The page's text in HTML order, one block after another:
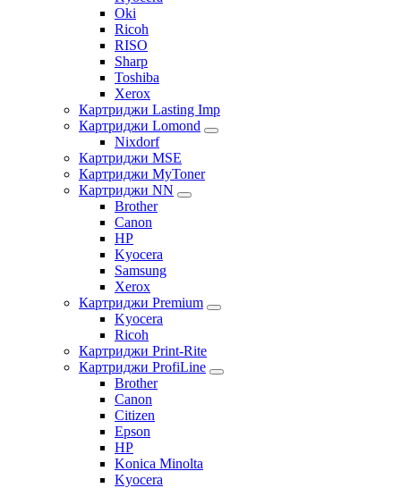
Oki
Ricoh
RISO
Sharp
Toshiba
Xerox
Картриджи Lasting Imp
Картриджи Lomond
Nixdorf
Картриджи MSE
Картриджи MyToner
Картриджи NN
Brother
Canon
HP
Kyocera
Samsung
Xerox
Картриджи Premium
Kyocera
Ricoh
Картриджи Print-Rite
Картриджи ProfiLine
Brother
Canon
Citizen
Epson
HP
Konica Minolta
Kyocera